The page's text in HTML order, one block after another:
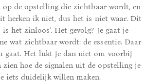
de opstelling die zichtbaar wordt, en
herken ik niet, dus het is niet waar. Dit
het zinloos’. Het gevolg? Je gaat je
wat zichtbaar wordt: de essentie. Daar
gaat. Het lukt je dan niet om voorbij
zien hoe de signalen uit de opstelling je
iets duidelijk willen maken.